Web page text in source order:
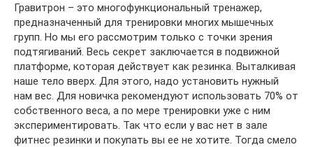
Гравитрон – это многофункциональный тренажер,
предназначенный для тренировки многих мышечных
групп. Но мы его рассмотрим только с точки зрения
подтягиваний. Весь секрет заключается в подвижной
платформе, которая действует как резинка. Выталкивая
наше тело вверх. Для этого, надо установить нужный
нам вес. Для новичка рекомендуют использовать 70% от
собственного веса, а по мере тренировки уже с ним
экспериментировать. Так что если у вас нет в зале
фитнес резинки и покупать вы ее не хотите. Тогда смело